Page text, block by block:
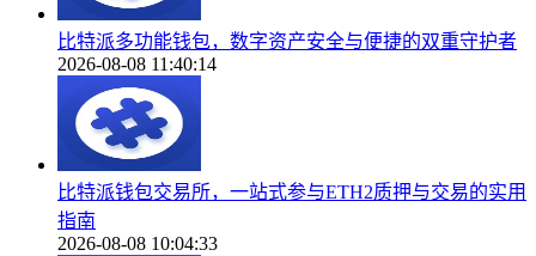
比特派多功能钱包，数字资产安全与便捷的双重守护者
2026-08-08 11:40:14
比特派钱包交易所，一站式参与ETH2质押与交易的实用
指南
2026-08-08 10:04:33